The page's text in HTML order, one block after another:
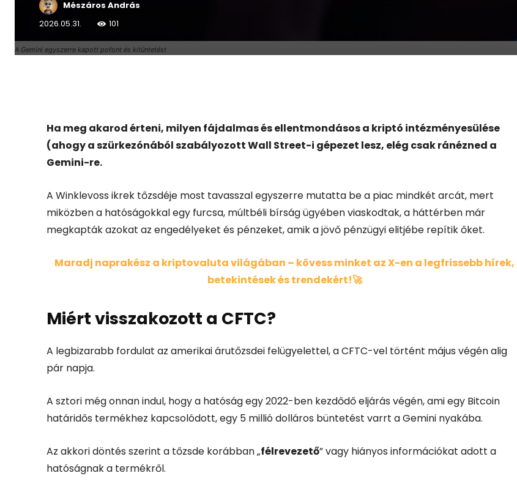
A Gemini egyszerre kapott pofont és kitüntetést
Mészáros András
2026.05.31.
101
Ha meg akarod érteni, milyen fájdalmas és ellentmondásos a kriptó intézményesülése
(ahogy a szürkezónából szabályozott Wall Street-i gépezet lesz, elég csak ránézned a
Gemini-re.
A Winklevoss ikrek tőzsdéje most tavasszal egyszerre mutatta be a piac mindkét arcát, mert
miközben a hatóságokkal egy furcsa, múltbéli bírság ügyében viaskodtak, a háttérben már
megkapták azokat az engedélyeket és pénzeket, amik a jövő pénzügyi elitjébe repítik őket.
Maradj naprakész a kriptovaluta világában – kövess minket az X-en a legfrissebb hírek,
betekintések és trendekért!🚀
Miért visszakozott a CFTC?
A legbizarabb fordulat az amerikai árutőzsdei felügyelettel, a CFTC-vel történt május végén alig
pár napja.
A sztori még onnan indul, hogy a hatóság egy 2022-ben kezdődő eljárás végén, ami egy Bitcoin
határidős termékhez kapcsolódott, egy 5 millió dolláros büntetést varrt a Gemini nyakába.
Az akkori döntés szerint a tőzsde korábban „félrevezető” vagy hiányos információkat adott a
hatóságnak a termékről.